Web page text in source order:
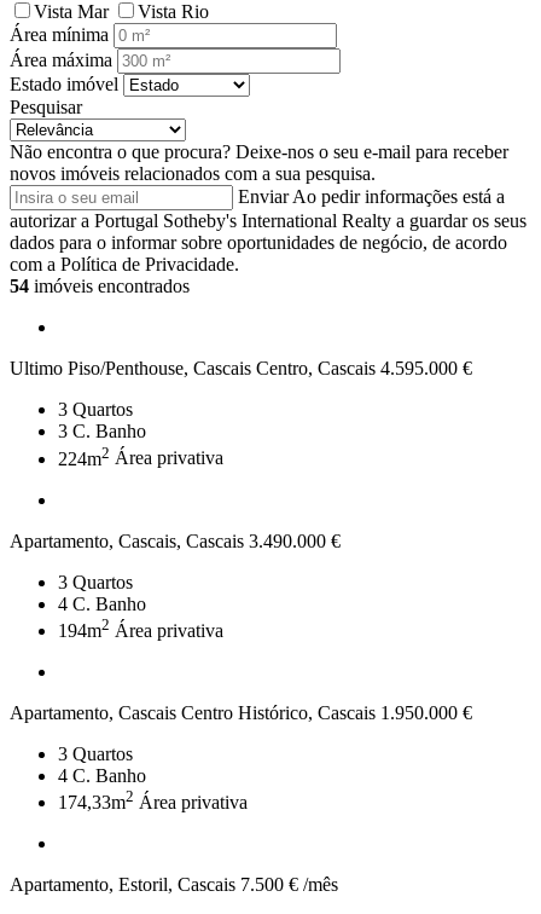
Vista Mar
Vista Rio
Área mínima
Área máxima
Estado imóvel
Pesquisar
Não encontra o que procura? Deixe-nos o seu e-mail para receber
novos imóveis relacionados com a sua pesquisa.
Enviar Ao pedir informações está a
autorizar a Portugal Sotheby's International Realty a guardar os seus
dados para o informar sobre oportunidades de negócio, de acordo
com a Política de Privacidade.
54 imóveis encontrados
Ultimo Piso/Penthouse, Cascais Centro, Cascais 4.595.000 €
3 Quartos
3 C. Banho
224m2 Área privativa
Apartamento, Cascais, Cascais 3.490.000 €
3 Quartos
4 C. Banho
194m2 Área privativa
Apartamento, Cascais Centro Histórico, Cascais 1.950.000 €
3 Quartos
4 C. Banho
174,33m2 Área privativa
Apartamento, Estoril, Cascais 7.500 € /mês